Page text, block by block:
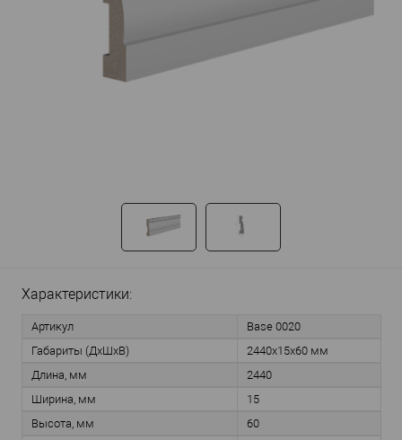
Характеристики:
Артикул
Base 0020
Габариты (ДхШхВ)
2440х15х60 мм
Длина, мм
2440
Ширина, мм
15
Высота, мм
60